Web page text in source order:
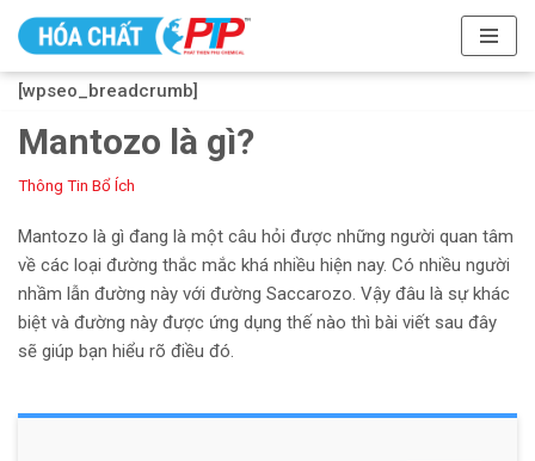
tới
dung
[wpseo_breadcrumb]
Mantozo là gì?
Thông Tin Bổ Ích
Mantozo là gì đang là một câu hỏi được những người quan tâm
về các loại đường thắc mắc khá nhiều hiện nay. Có nhiều người
nhầm lẫn đường này với đường Saccarozo. Vậy đâu là sự khác
biệt và đường này được ứng dụng thế nào thì bài viết sau đây
sẽ giúp bạn hiểu rõ điều đó.